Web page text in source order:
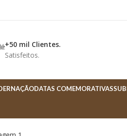
+50 mil Clientes.
Satisfeitos.
DATAS COMEMORATIVAS